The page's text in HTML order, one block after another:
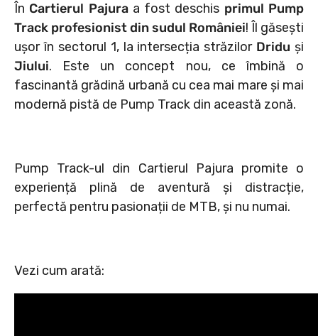
În Cartierul Pajuraa fost deschis primul Pump
Track profesionist din sudul României! Îl găsești
ușor în sectorul 1, la intersecția străzilor Dridu și
Jiului. Este un concept nou, ce îmbină o
fascinantă grădină urbană cu cea mai mare și mai
modernă pistă de Pump Track din această zonă.
Pump Track-ul din Cartierul Pajura promite o
experiență plină de aventură și distracție,
perfectă pentru pasionații de MTB, și nu numai.
Vezi cum arată: